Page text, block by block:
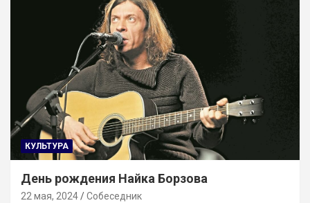
КУЛЬТУРА
День рождения Найка Борзова
22 мая, 2024 Собеседник